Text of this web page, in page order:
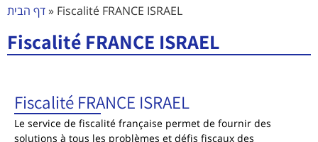
דף הבית» Fiscalité FRANCE ISRAEL
Fiscalité FRANCE ISRAEL
Fiscalité FRANCE ISRAEL
Le service de fiscalité française permet de fournir des
solutions à tous les problèmes et défis fiscaux des